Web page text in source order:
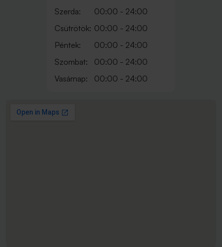
Szerda:
00:00 - 24:00
Csütrötök: 00:00 - 24:00
Péntek:
00:00 - 24:00
Szombat:
00:00 - 24:00
Vasárnap:
00:00 - 24:00